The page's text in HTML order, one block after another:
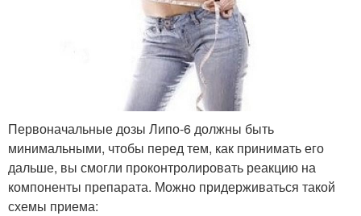
Первоначальные дозы Липо-6 должны быть
минимальными, чтобы перед тем, как принимать его
дальше, вы смогли проконтролировать реакцию на
компоненты препарата. Можно придерживаться такой
схемы приема: